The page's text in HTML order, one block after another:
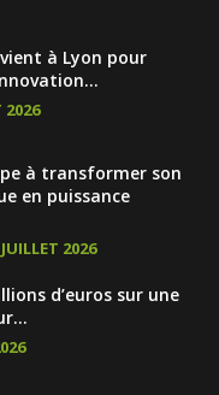
à Lyon pour
2026
à transformer son
en puissance
2026
d’euros sur une